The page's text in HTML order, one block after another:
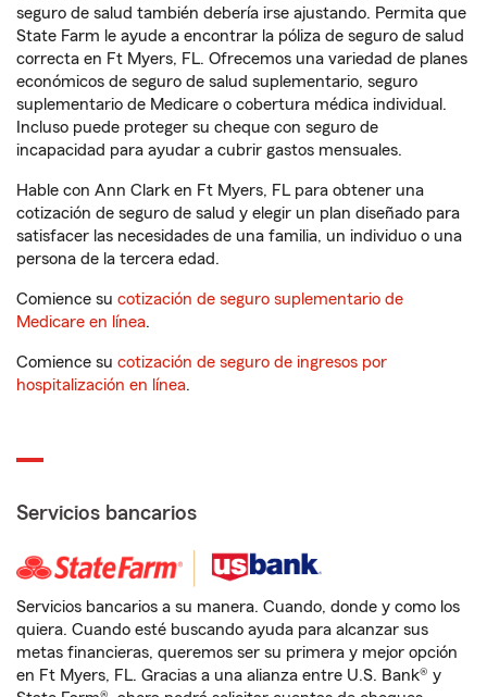
seguro de salud también debería irse ajustando. Permita que
State Farm le ayude a encontrar la póliza de seguro de salud
correcta en Ft Myers, FL. Ofrecemos una variedad de planes
económicos de seguro de salud suplementario, seguro
suplementario de Medicare o cobertura médica individual.
Incluso puede proteger su cheque con seguro de
incapacidad para ayudar a cubrir gastos mensuales.
Hable con Ann Clark en Ft Myers, FL para obtener una
cotización de seguro de salud y elegir un plan diseñado para
satisfacer las necesidades de una familia, un individuo o una
persona de la tercera edad.
Comience su cotización de seguro suplementario de
Medicare en línea.
Comience su cotización de seguro de ingresos por
hospitalización en línea.
Servicios bancarios
Servicios bancarios a su manera. Cuando, donde y como los
quiera. Cuando esté buscando ayuda para alcanzar sus
metas financieras, queremos ser su primera y mejor opción
en Ft Myers, FL. Gracias a una alianza entre U.S. Bank® y